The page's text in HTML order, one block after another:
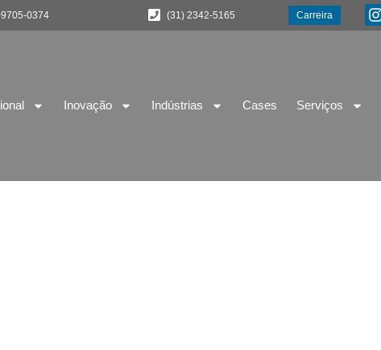
0374 (31) 2342-5165 Carreira
Inovação Indústrias Cases Serviços